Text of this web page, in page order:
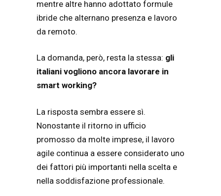
mentre altre hanno adottato formule
ibride che alternano presenza e lavoro
da remoto.
La domanda, però, resta la stessa: gli
italiani vogliono ancora lavorare in
smart working?
La risposta sembra essere sì.
Nonostante il ritorno in ufficio
promosso da molte imprese, il lavoro
agile continua a essere considerato uno
dei fattori più importanti nella scelta e
nella soddisfazione professionale.